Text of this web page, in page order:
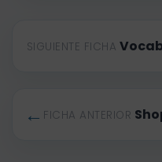
← FICHA ANTERIOR
SIGUIENTE FICHA